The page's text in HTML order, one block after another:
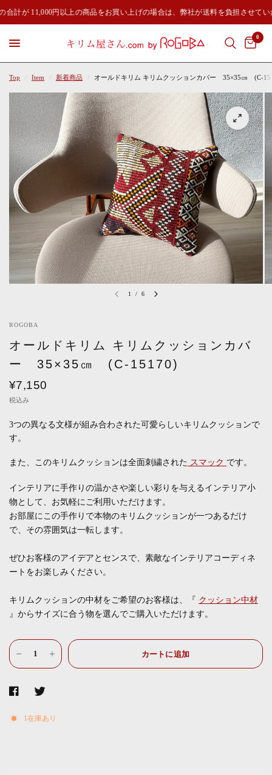
合計が 11,000円以上の商品をお買い上げの場合は、弊社が送料を負担させて
0
Top / Item / 新着商品 / オールドキリム キリムクッションカバー 35×35㎝ (C-
1 / 6
ROGOBA
オールドキリム キリムクッションカバ
ー 35×35㎝ (C-15170)
¥7,150
税込み
3つの異なる文様が組み合わされた可愛らしいキリムクッションで
す。
また、このキリムクッションは全面刺繍された スマック です。
インテリアに手作りの温かさや楽しい彩りを与えるインテリア小
物として、お気軽にご利用いただけます。
お部屋にこの手作りで本物のキリムクッションが一つあるだけ
で、その雰囲気は一転します。
ぜひお客様のアイデアとセンスで、素敵なインテリアコーディネ
ートをお楽しみください。
キリムクッションの中材をご希望のお客様は、『 クッション中材
』からサイズに合う物を選んでご購入いただけます。
カートに追加
1在庫あり